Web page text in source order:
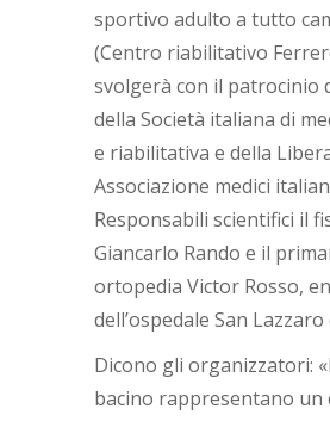
sportivo adulto a tutto
(Centro riabilitativo
svolgerà con il patrocinio
della Società italiana di
e riabilitativa e della
Associazione medici
Responsabili scientifici il
Giancarlo Rando e il
ortopedia Victor Rosso,
dell’ospedale San Lazzaro
Dicono gli organizzatori:
bacino rappresentano un